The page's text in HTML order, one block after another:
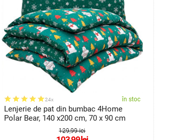
24x în stoc
Lenjerie de pat din bumbac 4Home
Polar Bear, 140 x200 cm, 70 x 90 cm
129,99 lei